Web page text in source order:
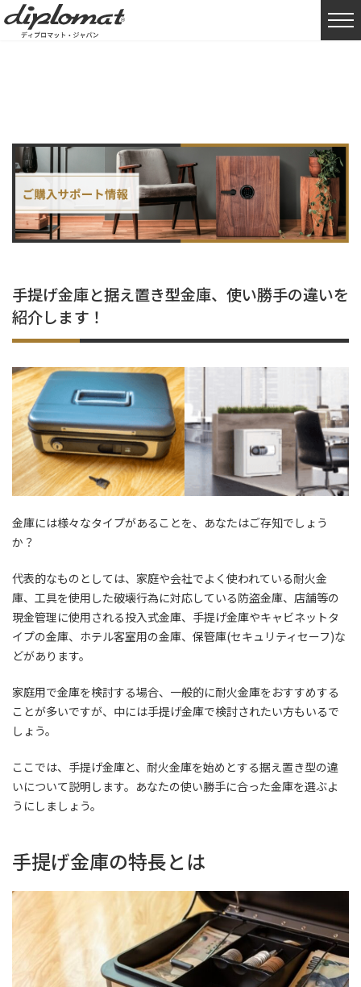
HOME 購入サポート情報 手提げ金庫と据え置き
手提げ金庫と据え置き型金庫、使い勝手の違いを
紹介します！
金庫には様々なタイプがあることを、あなたはご存知でしょう
か？
代表的なものとしては、家庭や会社でよく使われている耐火金
庫、工具を使用した破壊行為に対応している防盗金庫、店舗等の
現金管理に使用される投入式金庫、手提げ金庫やキャビネットタ
イプの金庫、ホテル客室用の金庫、保管庫(セキュリティセーフ)な
どがあります。
家庭用で金庫を検討する場合、一般的に耐火金庫をおすすめする
ことが多いですが、中には手提げ金庫で検討されたい方もいるで
しょう。
ここでは、手提げ金庫と、耐火金庫を始めとする据え置き型の違
いについて説明します。あなたの使い勝手に合った金庫を選ぶよ
うにしましょう。
手提げ金庫の特長とは